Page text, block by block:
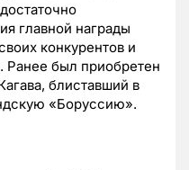
главной награды
конкурентов и
был приобретен
блиставший в
«Боруссию».